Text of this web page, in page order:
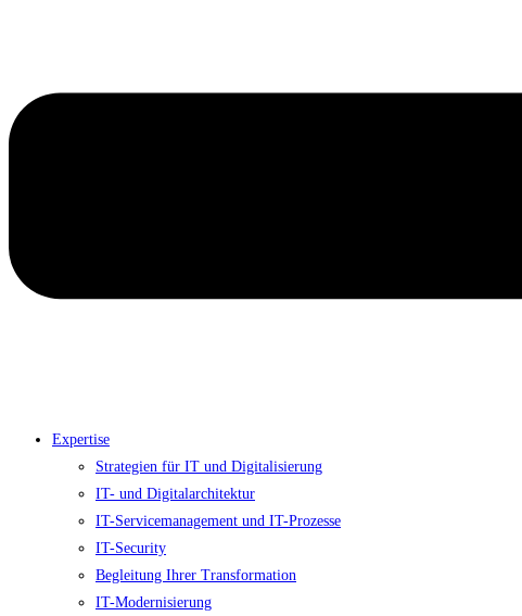
Expertise
Strategien für IT und Digitalisierung
IT- und Digitalarchitektur
IT-Servicemanagement und IT-Prozesse
IT-Security
Begleitung Ihrer Transformation
IT-Modernisierung